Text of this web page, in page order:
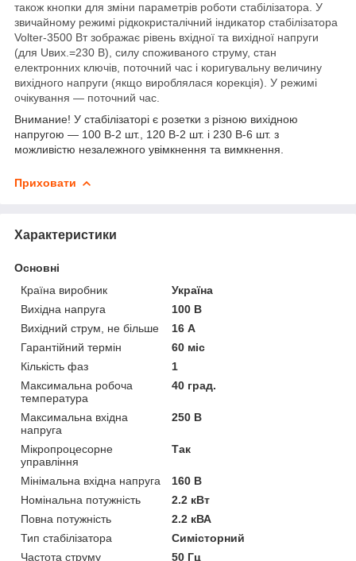
також кнопки для зміни параметрів роботи стабілізатора. У
звичайному режимі рідкокристалічний індикатор стабілізатора
Volter-3500 Вт зображає рівень вхідної та вихідної напруги
(для Uвих.=230 В), силу споживаного струму, стан
електронних ключів, поточний час і коригувальну величину
вихідного напруги (якщо вироблялася корекція). У режимі
очікування — поточний час.
Внимание! У стабілізаторі є розетки з різною вихідною
напругою — 100 В-2 шт., 120 В-2 шт. і 230 В-6 шт. з
можливістю незалежного увімкнення та вимкнення.
Приховати
Характеристики
Основні
Країна виробник
Україна
Вихідна напруга
100 В
Вихідний струм, не більше
16 А
Гарантійний термін
60 міс
Кількість фаз
1
Максимальна робоча
температура
40 град.
Максимальна вхідна
напруга
250 В
Мікропроцесорне
управління
Так
Мінімальна вхідна напруга
160 В
Номінальна потужність
2.2 кВт
Повна потужність
2.2 кВА
Тип стабілізатора
Симісторний
Частота струму
50 Гц